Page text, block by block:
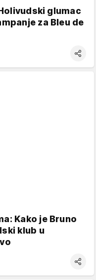
glumac
za Bleu de
Kako je Bruno
klub u